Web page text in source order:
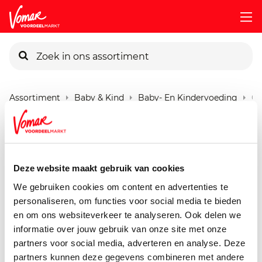
Deze website maakt gebruik van cookies
We gebruiken cookies om content en advertenties te
personaliseren, om functies voor social media te bieden
en om ons websiteverkeer te analyseren. Ook delen we
informatie over jouw gebruik van onze site met onze
partners voor social media, adverteren en analyse. Deze
partners kunnen deze gegevens combineren met andere
Pincode vergeten
Persoonlijk KIK-account
Assortiment Baby & Kind Baby- En Kindervoeding
Organix Just Pear Raspberry